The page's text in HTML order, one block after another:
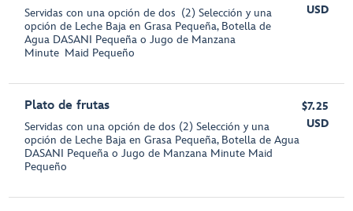
Servidas con una opción de dos (2) Selección y una
opción de Leche Baja en Grasa Pequeña, Botella de
Agua DASANI Pequeña o Jugo de Manzana
Minute Maid Pequeño
USD
Plato de frutas
Servidas con una opción de dos (2) Selección y una
opción de Leche Baja en Grasa Pequeña, Botella de Agua
DASANI Pequeña o Jugo de Manzana Minute Maid
Pequeño
$7.25
USD